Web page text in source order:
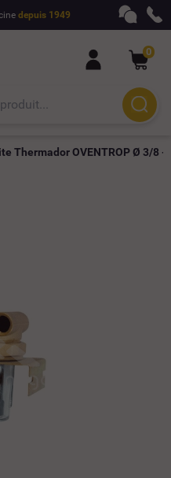
depuis 1949
0
Thermador OVENTROP Ø 3/8 -